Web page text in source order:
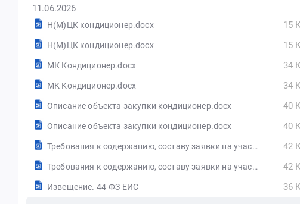
11.06.2026
Н(М)ЦК кондиционер.docx 15
Н(М)ЦК кондиционер.docx 15
МК Кондиционер.docx 34
МК Кондиционер.docx 34
Описание объекта закупки кондиционер.docx 40
Описание объекта закупки кондиционер.docx 40
Требования к содержанию, составу заявки на участие в закупке.docx 42
Требования к содержанию, составу заявки на участие в закупке.docx 42
Извещение. 44-ФЗ ЕИС 36